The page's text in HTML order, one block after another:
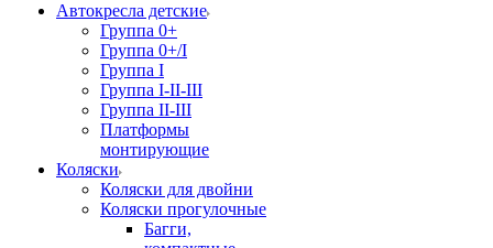
Автокресла детские
Группа 0+
Группа 0+/I
Группа I
Группа I-II-III
Группа II-III
Платформы
монтирующие
Коляски
Коляски для двойни
Коляски прогулочные
Багги,